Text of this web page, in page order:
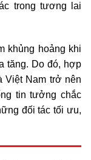
trong tương lai
khủng hoảng khi
tăng. Do đó, hợp
Việt Nam trở nên
tin tưởng chắc
đối tác tối ưu,